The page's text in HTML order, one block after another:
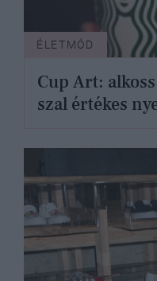
ÉLETMÓD
Cup Art:
szal értékes